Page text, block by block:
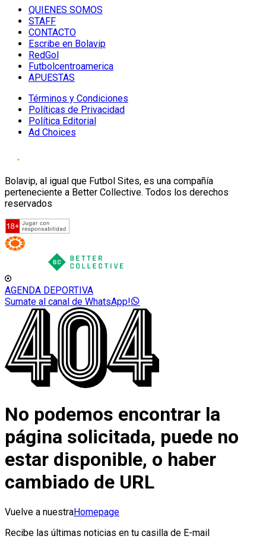
QUIENES SOMOS
STAFF
CONTACTO
Escribe en Bolavip
RedGol
Futbolcentroamerica
APUESTAS
Términos y Condiciones
Políticas de Privacidad
Política Editorial
Ad Choices
Bolavip, al igual que Futbol Sites, es una compañía
perteneciente a Better Collective. Todos los derechos
reservados
AGENDA DEPORTIVA
Sumate al canal de WhatsApp!
No podemos encontrar la
página solicitada, puede no
estar disponible, o haber
cambiado de URL
Vuelve a nuestraHomepage
Recibe las últimas noticias en tu casilla de E-mail